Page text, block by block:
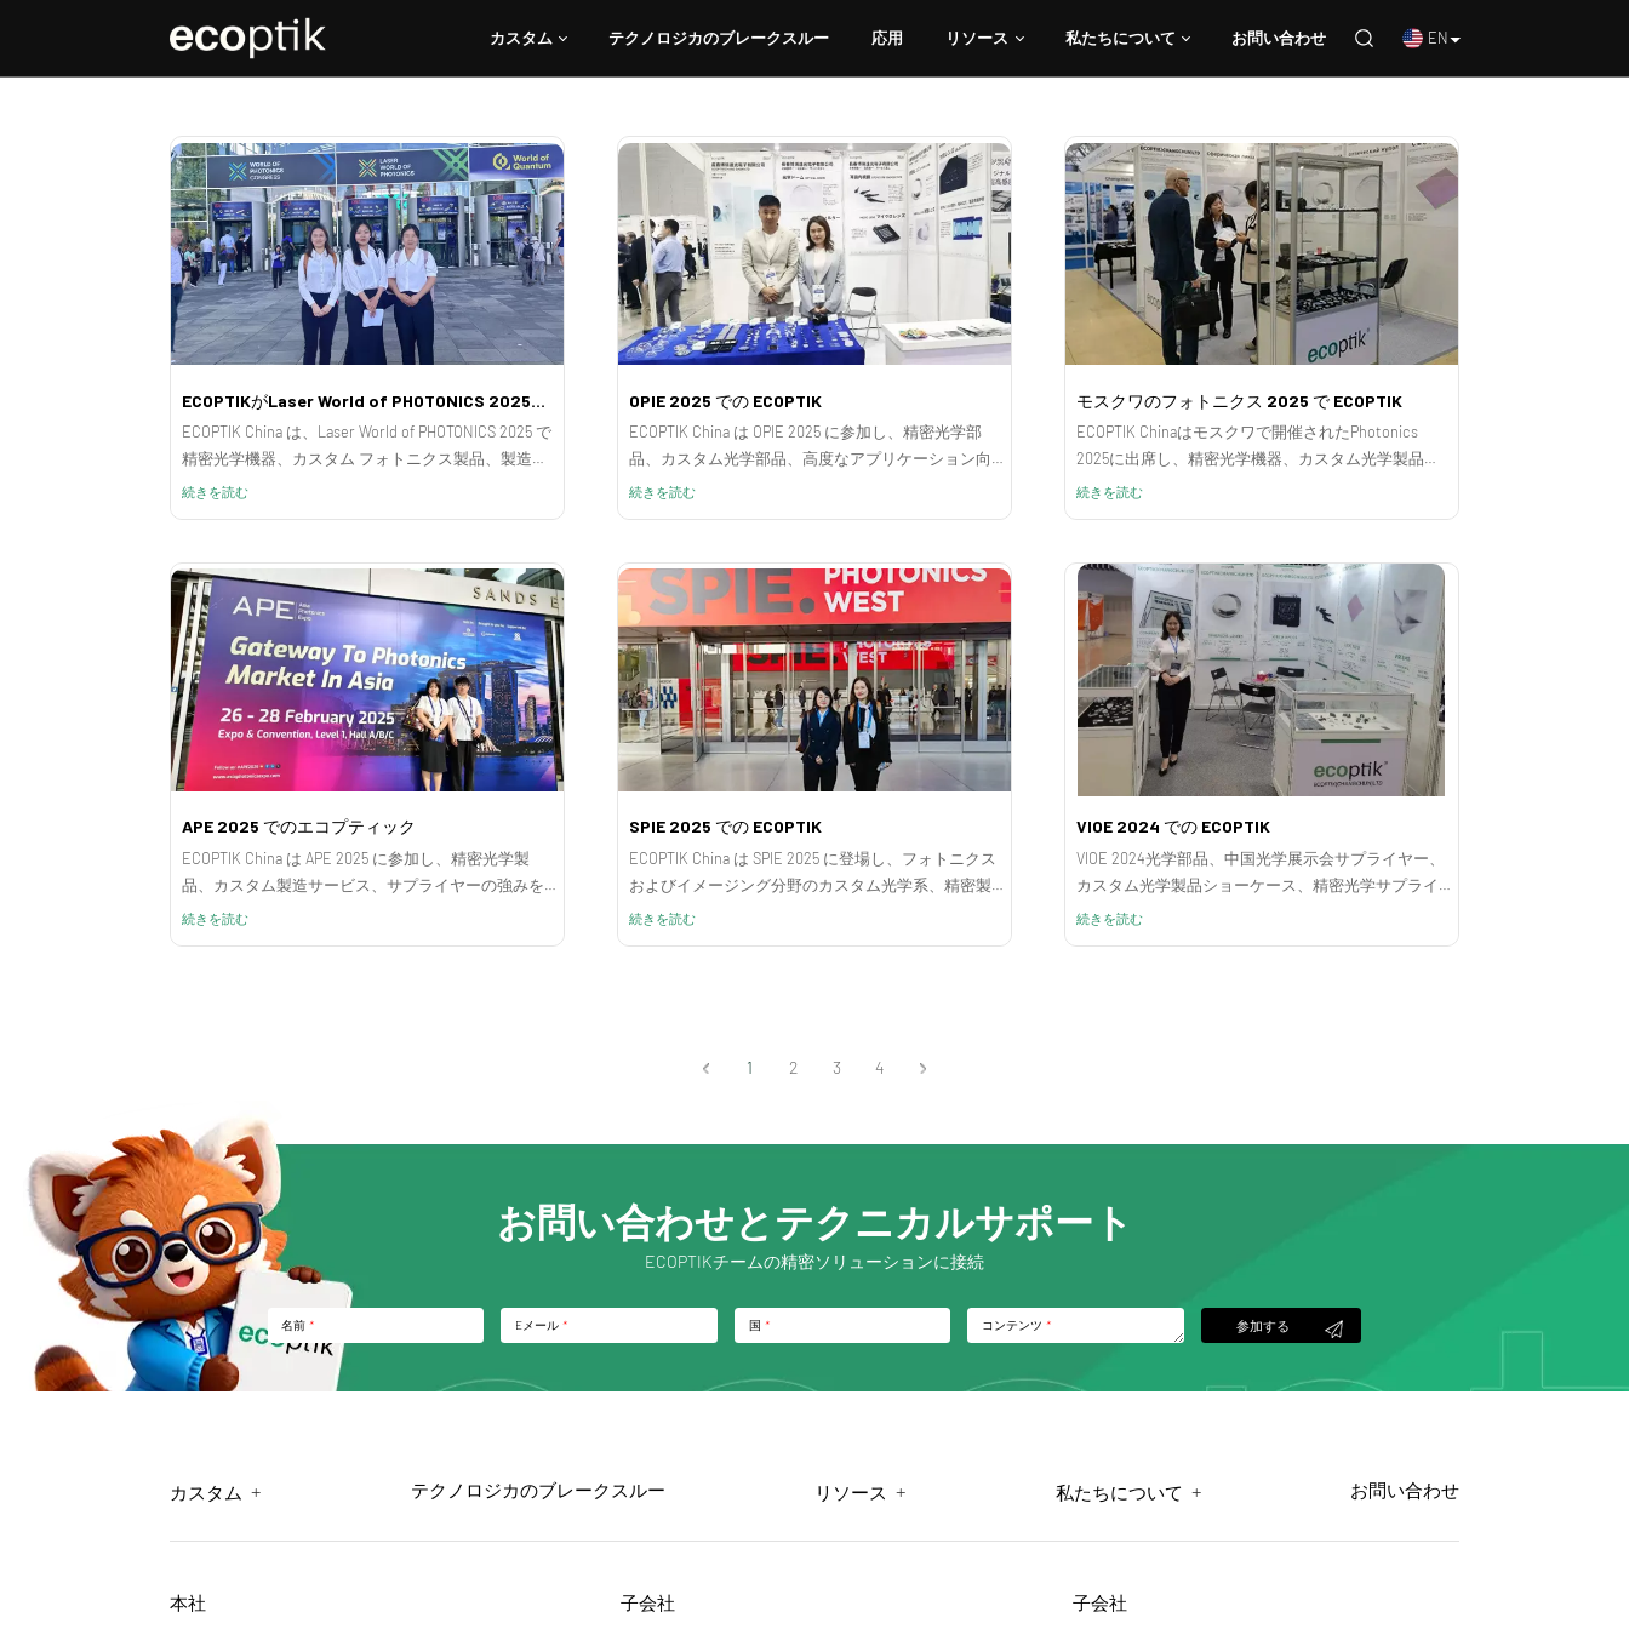
カスタム テクノロジカのブレークスルー 応用 リソース 私たちについて お問い合わせ EN
ECOPTIKがLaser World of PHOTONICS 2025に出展
ECOPTIK China は、Laser World of PHOTONICS 2025 で
精密光学機器、カスタム フォトニクス製品、製造能
力を展示しました。
続きを読む
OPIE 2025 での ECOPTIK
ECOPTIK China は OPIE 2025 に参加し、精密光学部
品、カスタム光学部品、高度なアプリケーション向
けのサプライヤー ソリューションを紹介しました。
続きを読む
モスクワのフォトニクス 2025 で ECOPTIK
ECOPTIK Chinaはモスクワで開催されたPhotonics
2025に出席し、精密光学機器、カスタム光学製品、
工場ソリューションを海外のバイヤーに紹介しまし
続きを読む
APE 2025 でのエコプティック
ECOPTIK China は APE 2025 に参加し、精密光学製
品、カスタム製造サービス、サプライヤーの強みを
業界訪問者に紹介しました。
続きを読む
SPIE 2025 での ECOPTIK
ECOPTIK China は SPIE 2025 に登場し、フォトニクス
およびイメージング分野のカスタム光学系、精密製
造、サプライヤーの能力を強調しました。
続きを読む
VIOE 2024 での ECOPTIK
VIOE 2024光学部品、中国光学展示会サプライヤー、
カスタム光学製品ショーケース、精密光学サプライ
ヤーイベント、光学ソリューション展示会
続きを読む
1 2 3 4
お問い合わせとテクニカルサポート
ECOPTIKチームの精密ソリューションに接続
名前 * Eメール * 国 * コンテンツ * 参加する
カスタム + テクノロジカのブレークスルー リソース + 私たちについて + お問い合わせ
本社
子会社
子会社